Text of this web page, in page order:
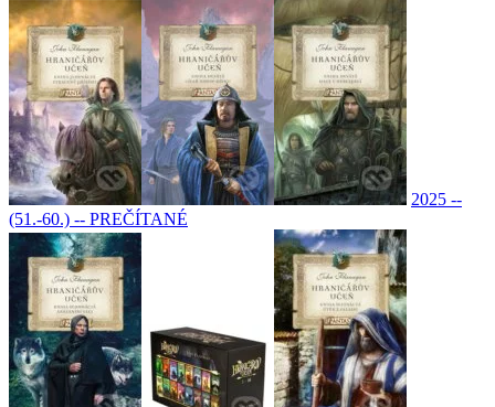
2025 --
(51.-60.) -- PREČÍTANÉ